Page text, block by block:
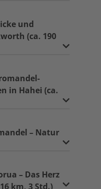
und
(ca. 190
in Hahei (ca.
– Natur
– Das Herz
km, 3 Std.)